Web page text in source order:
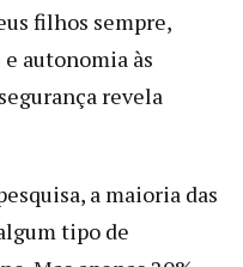
filhos sempre,
autonomia às
revela
a maioria das
tipo de